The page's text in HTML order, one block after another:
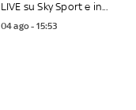
LIVE su Sky Sport e in...
04 ago - 15:53